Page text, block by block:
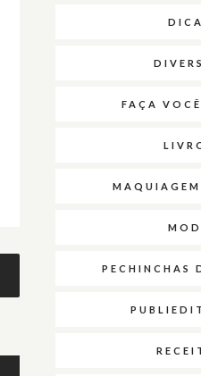
FAÇA
PECHINCHAS